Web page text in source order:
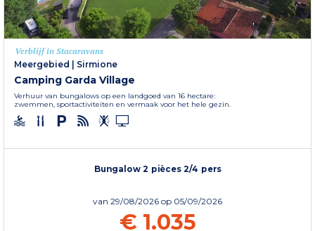
Verblijf in Stacaravans
Meergebied | Sirmione
Camping Garda Village
Verhuur van bungalows op een landgoed van 16 hectare:
zwemmen, sportactiviteiten en vermaak voor het hele gezin.
Bungalow 2 pièces 2/4 pers
van 29/08/2026 op 05/09/2026
€ 1.035